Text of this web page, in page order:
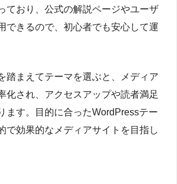
ており、公式の解説ページやユーザ
できるので、初心者でも安心して運
踏まえてテーマを選ぶと、メディア
化され、アクセスアップや読者満足
ます。目的に合ったWordPressテー
で効果的なメディアサイトを目指し